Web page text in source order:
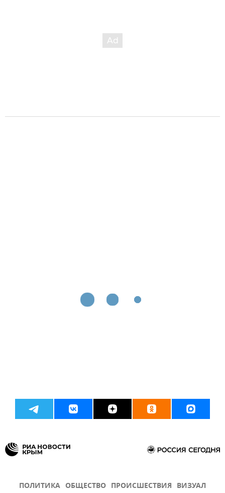
ПОЛИТИКА ОБЩЕСТВО ПРОИСШЕСТВИЯ ВИЗУАЛ